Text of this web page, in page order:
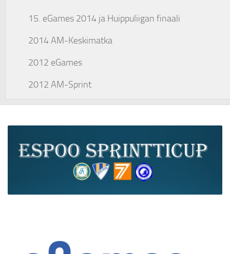
15. eGames 2014 ja Huippuliigan finaali
2014 AM-Keskimatka
2012 eGames
2012 AM-Sprint